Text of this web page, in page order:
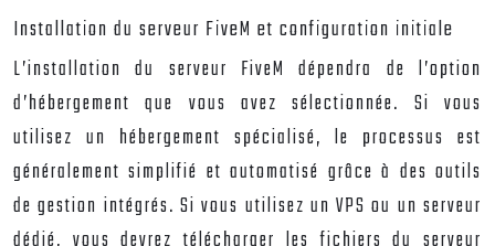
Installation du serveur FiveM et configuration initiale
L’installation du serveur FiveM dépendra de l’option
d’hébergement que vous avez sélectionnée. Si vous
utilisez un hébergement spécialisé, le processus est
généralement simplifié et automatisé grâce à des outils
de gestion intégrés. Si vous utilisez un VPS ou un serveur